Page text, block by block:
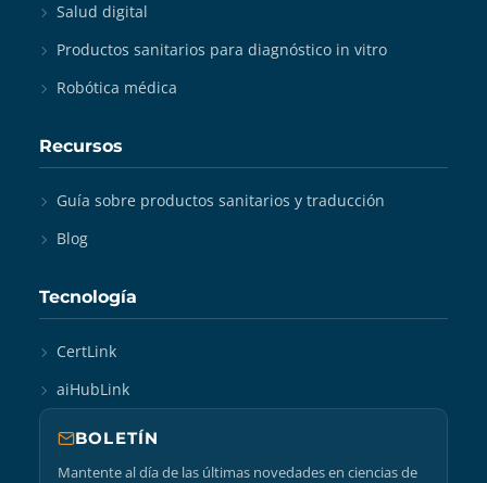
Salud digital
Productos sanitarios para diagnóstico in vitro
Robótica médica
Recursos
Guía sobre productos sanitarios y traducción
Blog
Tecnología
CertLink
aiHubLink
BOLETÍN
Mantente al día de las últimas novedades en ciencias de